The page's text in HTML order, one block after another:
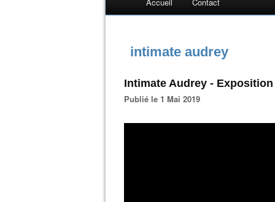
intimate audrey
Intimate Audrey -
Publié le 1 Mai 2019